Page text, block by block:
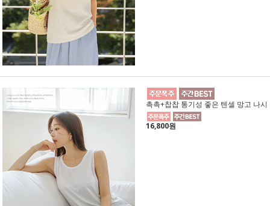
촉촉+찹찹 통기성 좋은 텐셀 망고 나시
16,800원